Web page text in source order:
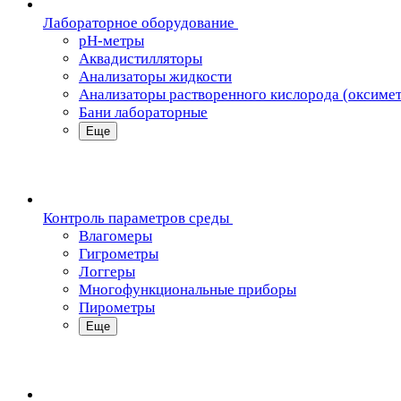
Лабораторное оборудование
pH-метры
Аквадистилляторы
Анализаторы жидкости
Анализаторы растворенного кислорода
Бани лабораторные
Еще
Контроль параметров среды
Влагомеры
Гигрометры
Логгеры
Многофункциональные приборы
Пирометры
Еще